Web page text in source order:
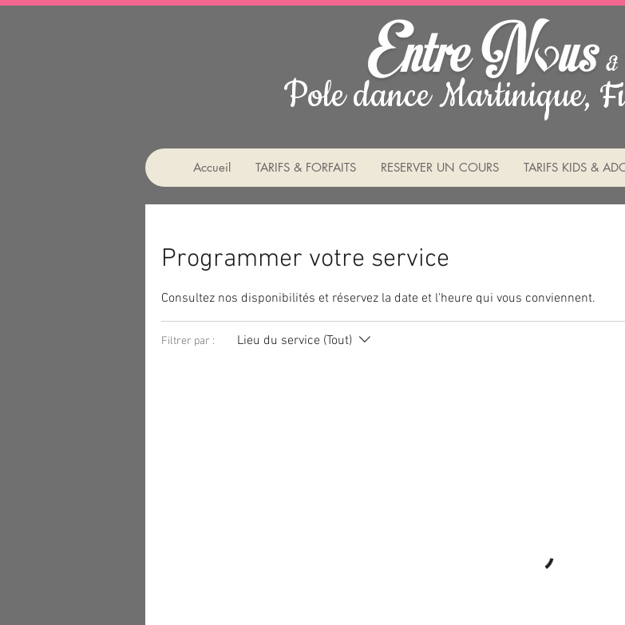
Pole dance Martinique,
Accueil TARIFS & FORFAITS RESERVER UN COURS TARIFS KIDS &
Programmer votre service
Consultez nos disponibilités et réservez la date et l'heure qui vous conviennent.
Filtrer par : Lieu du service (Tout)